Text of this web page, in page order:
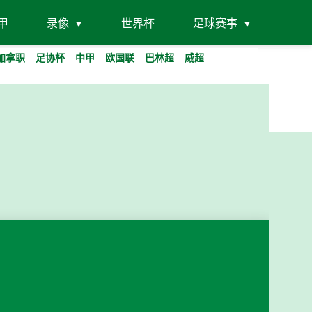
录像 世界杯 足球赛事
拿职 足协杯 中甲 欧国联 巴林超 威超